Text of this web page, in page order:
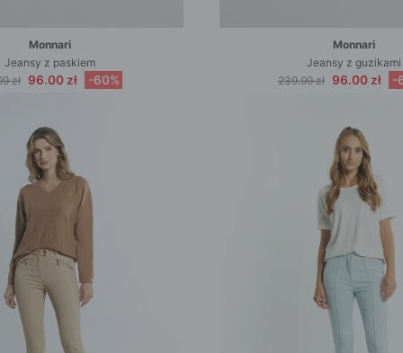
Monnari
Jeansy z paskiem
zł 96.00 zł -60%
Monnari
Jeansy z guzikami
239.99 zł 96.00 zł -